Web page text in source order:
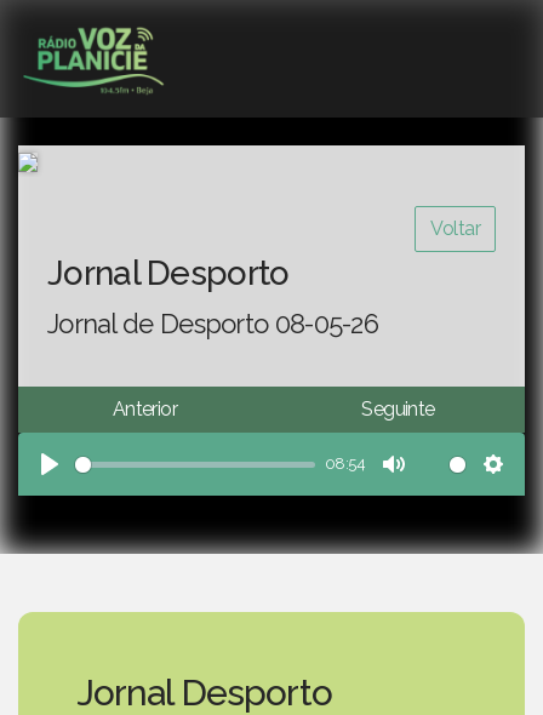
Voltar
Jornal Desporto
Jornal de Desporto 08-05-26
Anterior Seguinte
Play
08:54
Mute
Jornal Desporto